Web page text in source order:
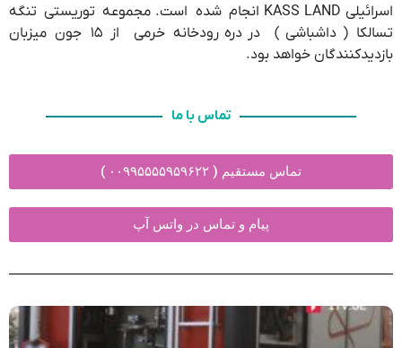
اسرائیلی KASS LAND انجام شده است. مجموعه توریستی تنگه
تسالکا ( داشباشی ) در دره رودخانه خرمی از ۱۵ جون میزبان
بازدیدکنندگان خواهد بود.
تماس با ما
تماس مستقیم ( ۰۰۹۹۵۵۵۵۹۵۹۶۲۲ )
پیام و تماس در واتس آپ